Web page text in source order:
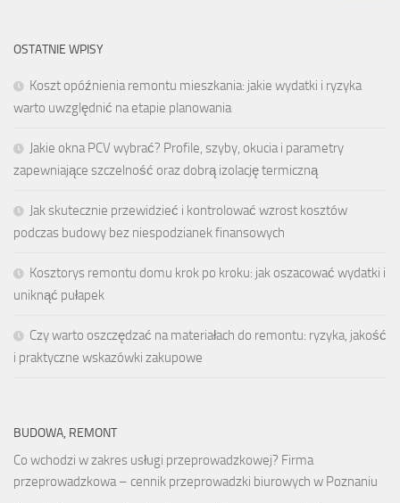
OSTATNIE WPISY
Koszt opóźnienia remontu mieszkania: jakie wydatki i ryzyka
warto uwzględnić na etapie planowania
Jakie okna PCV wybrać? Profile, szyby, okucia i parametry
zapewniające szczelność oraz dobrą izolację termiczną
Jak skutecznie przewidzieć i kontrolować wzrost kosztów
podczas budowy bez niespodzianek finansowych
Kosztorys remontu domu krok po kroku: jak oszacować wydatki i
uniknąć pułapek
Czy warto oszczędzać na materiałach do remontu: ryzyka, jakość
i praktyczne wskazówki zakupowe
BUDOWA, REMONT
Co wchodzi w zakres usługi przeprowadzkowej? Firma
przeprowadzkowa – cennik przeprowadzki biurowych w Poznaniu